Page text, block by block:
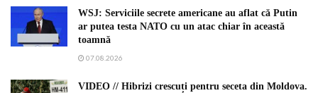
WSJ: Serviciile secrete americane au aflat că Putin
ar putea testa NATO cu un atac chiar în această
toamnă
07.08.2026
VIDEO // Hibrizi crescuți pentru seceta din Moldova.